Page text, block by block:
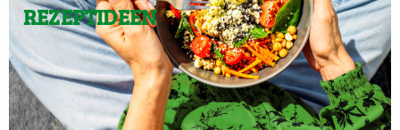
REZEPTIDEEN